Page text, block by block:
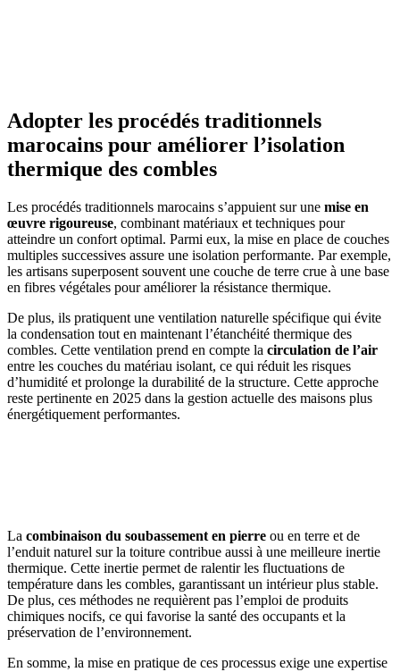
Adopter les procédés traditionnels
marocains pour améliorer l’isolation
thermique des combles
Les procédés traditionnels marocains s’appuient sur une mise en
œuvre rigoureuse, combinant matériaux et techniques pour
atteindre un confort optimal. Parmi eux, la mise en place de couches
multiples successives assure une isolation performante. Par exemple,
les artisans superposent souvent une couche de terre crue à une base
en fibres végétales pour améliorer la résistance thermique.
De plus, ils pratiquent une ventilation naturelle spécifique qui évite
la condensation tout en maintenant l’étanchéité thermique des
combles. Cette ventilation prend en compte la circulation de l’air
entre les couches du matériau isolant, ce qui réduit les risques
d’humidité et prolonge la durabilité de la structure. Cette approche
reste pertinente en 2025 dans la gestion actuelle des maisons plus
énergétiquement performantes.
La combinaison du soubassement en pierre ou en terre et de
l’enduit naturel sur la toiture contribue aussi à une meilleure inertie
thermique. Cette inertie permet de ralentir les fluctuations de
température dans les combles, garantissant un intérieur plus stable.
De plus, ces méthodes ne requièrent pas l’emploi de produits
chimiques nocifs, ce qui favorise la santé des occupants et la
préservation de l’environnement.
En somme, la mise en pratique de ces processus exige une expertise